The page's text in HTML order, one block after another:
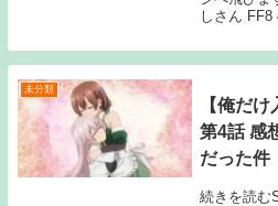
しさん FF8
確かになあ
未分類
【俺だ
第4話 感
だった件
続きを読む